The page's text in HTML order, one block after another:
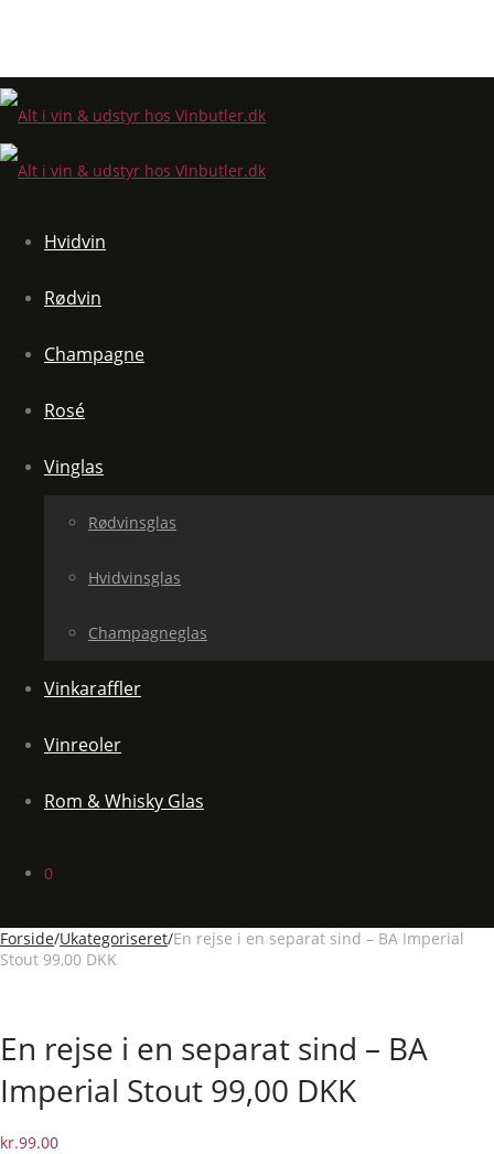
Hvidvin
Rødvin
Champagne
Rosé
Vinglas
Rødvinsglas
Hvidvinsglas
Champagneglas
Vinkaraffler
Vinreoler
Rom & Whisky Glas
0
Forside/Ukategoriseret/En rejse i en separat sind – BA Imperial
Stout 99,00 DKK
En rejse i en separat sind – BA
Imperial Stout 99,00 DKK
kr.99.00